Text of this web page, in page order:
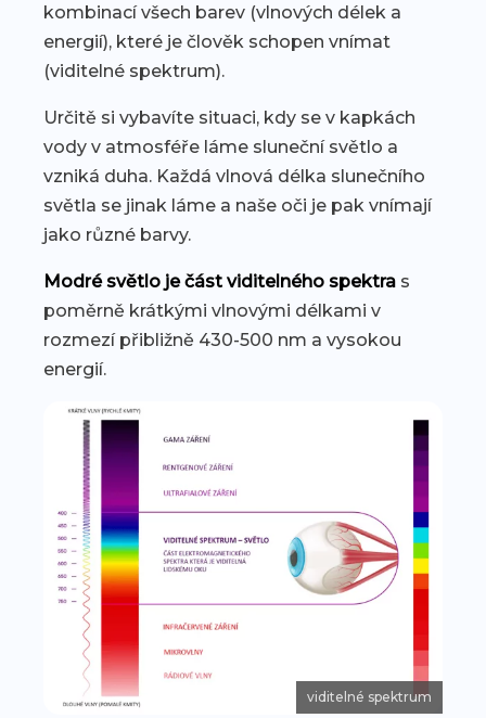
kombinací všech barev (vlnových délek a
energií), které je člověk schopen vnímat
(viditelné spektrum).
Určitě si vybavíte situaci, kdy se v kapkách
vody v atmosféře láme sluneční světlo a
vzniká duha. Každá vlnová délka slunečního
světla se jinak láme a naše oči je pak vnímají
jako různé barvy.
Modré světlo je část viditelného spektra s
poměrně krátkými vlnovými délkami v
rozmezí přibližně 430-500 nm a vysokou
energií.
viditelné spektrum